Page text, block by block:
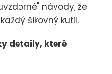
návody, že
šikovný kutil.
detaily, které